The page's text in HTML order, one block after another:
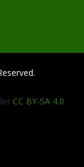
CC BY-SA 4.0